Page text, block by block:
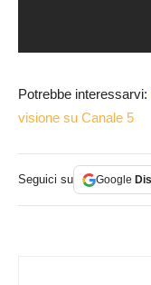
Potrebbe interessarvi:
visione su Canale 5
Seguici su Google